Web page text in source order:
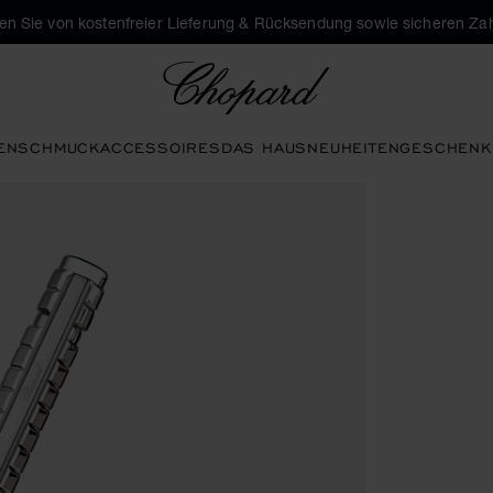
Sie von kostenfreier Lieferung & Rücksendung sowie sicheren
SCHMUCKACCESSOIRESDAS HAUSNEUHEITEN